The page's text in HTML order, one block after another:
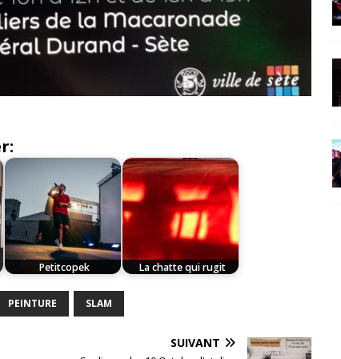
Petitcopek La chatte qui rugit
PEINTURE SLAM
SUIVANT